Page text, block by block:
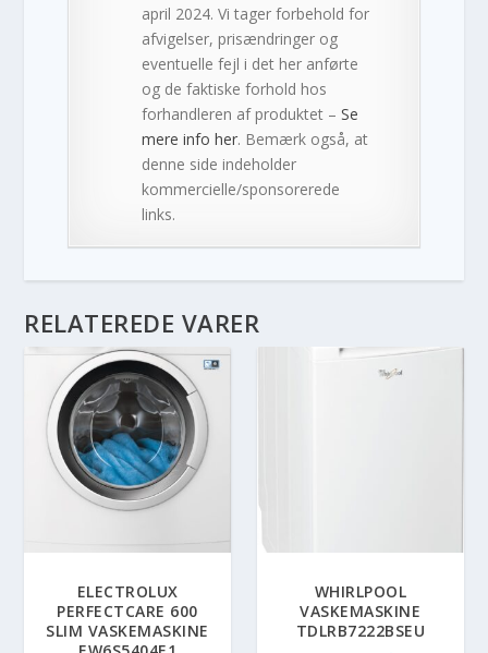
april 2024. Vi tager forbehold for
afvigelser, prisændringer og
eventuelle fejl i det her anførte
og de faktiske forhold hos
forhandleren af produktet –Se
mere info her. Bemærk også, at
denne side indeholder
kommercielle/sponsorerede
links.
RELATEREDE VARER
ELECTROLUX
PERFECTCARE 600
SLIM VASKEMASKINE
WHIRLPOOL
VASKEMASKINE
TDLRB7222BSEU